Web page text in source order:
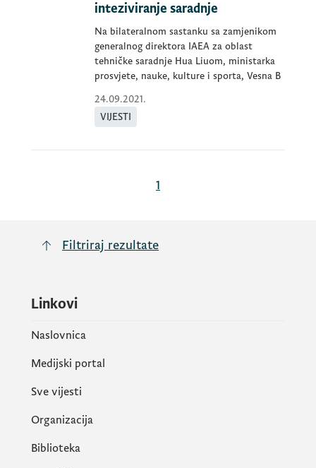
inteziviranje saradnje
Na bilateralnom sastanku sa zamjenikom
generalnog direktora IAEA za oblast
tehničke saradnje Hua Liuom, ministarka
prosvjete, nauke, kulture i sporta, Vesna B
24.09.2021.
VIJESTI
1
Filtriraj rezultate
Linkovi
Naslovnica
Medijski portal
Sve vijesti
Organizacija
Biblioteka